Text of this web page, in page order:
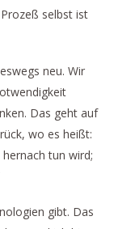
selbst ist
neu. Wir
Das geht auf
wo es heißt:
hernach tun wird;
gibt. Das